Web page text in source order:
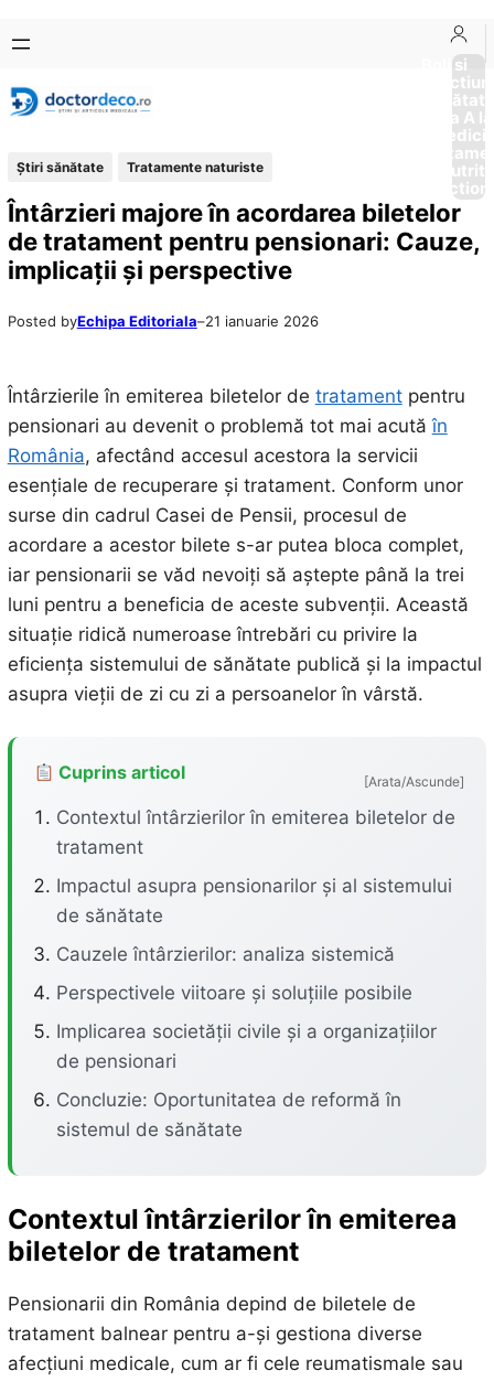
conținut
content
Boli si
Afectiuni
Sănătate
de la A
Ştiri sănătate Tratamente naturiste
Întârzieri majore în acordarea biletelor
de tratament pentru pensionari: Cauze,
implicații și perspective
Posted byEchipa Editoriala–21 ianuarie 2026
Întârzierile în emiterea biletelor de tratamentpentru
pensionari au devenit o problemă tot mai acutăîn
România, afectând accesul acestora la servicii
esențiale de recuperare și tratament. Conform unor
surse din cadrul Casei de Pensii, procesul de
acordare a acestor bilete s-ar putea bloca complet,
iar pensionarii se văd nevoiți să aștepte până la trei
luni pentru a beneficia de aceste subvenții. Această
situație ridică numeroase întrebări cu privire la
eficiența sistemului de sănătate publică și la impactul
asupra vieții de zi cu zi a persoanelor în vârstă.
Cuprins articol [Arata/Ascunde]
Contextul întârzierilor în emiterea biletelor de
tratament
Impactul asupra pensionarilor și al sistemului
de sănătate
Cauzele întârzierilor: analiza sistemică
Perspectivele viitoare și soluțiile posibile
Implicarea societății civile și a organizațiilor
de pensionari
Concluzie: Oportunitatea de reformă în
sistemul de sănătate
Contextul întârzierilor în emiterea
biletelor de tratament
Pensionarii din România depind de biletele de
tratament balnear pentru a-și gestiona diverse
afecțiuni medicale, cum ar fi cele reumatismale sau